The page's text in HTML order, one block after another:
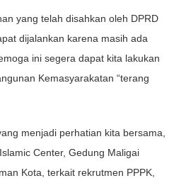
yang telah disahkan oleh DPRD
dijalankan karena masih ada
ini segera dapat kita lakukan
Kemasyarakatan “terang
menjadi perhatian kita bersama,
Center, Gedung Maligai
Kota, terkait rekrutmen PPPK,